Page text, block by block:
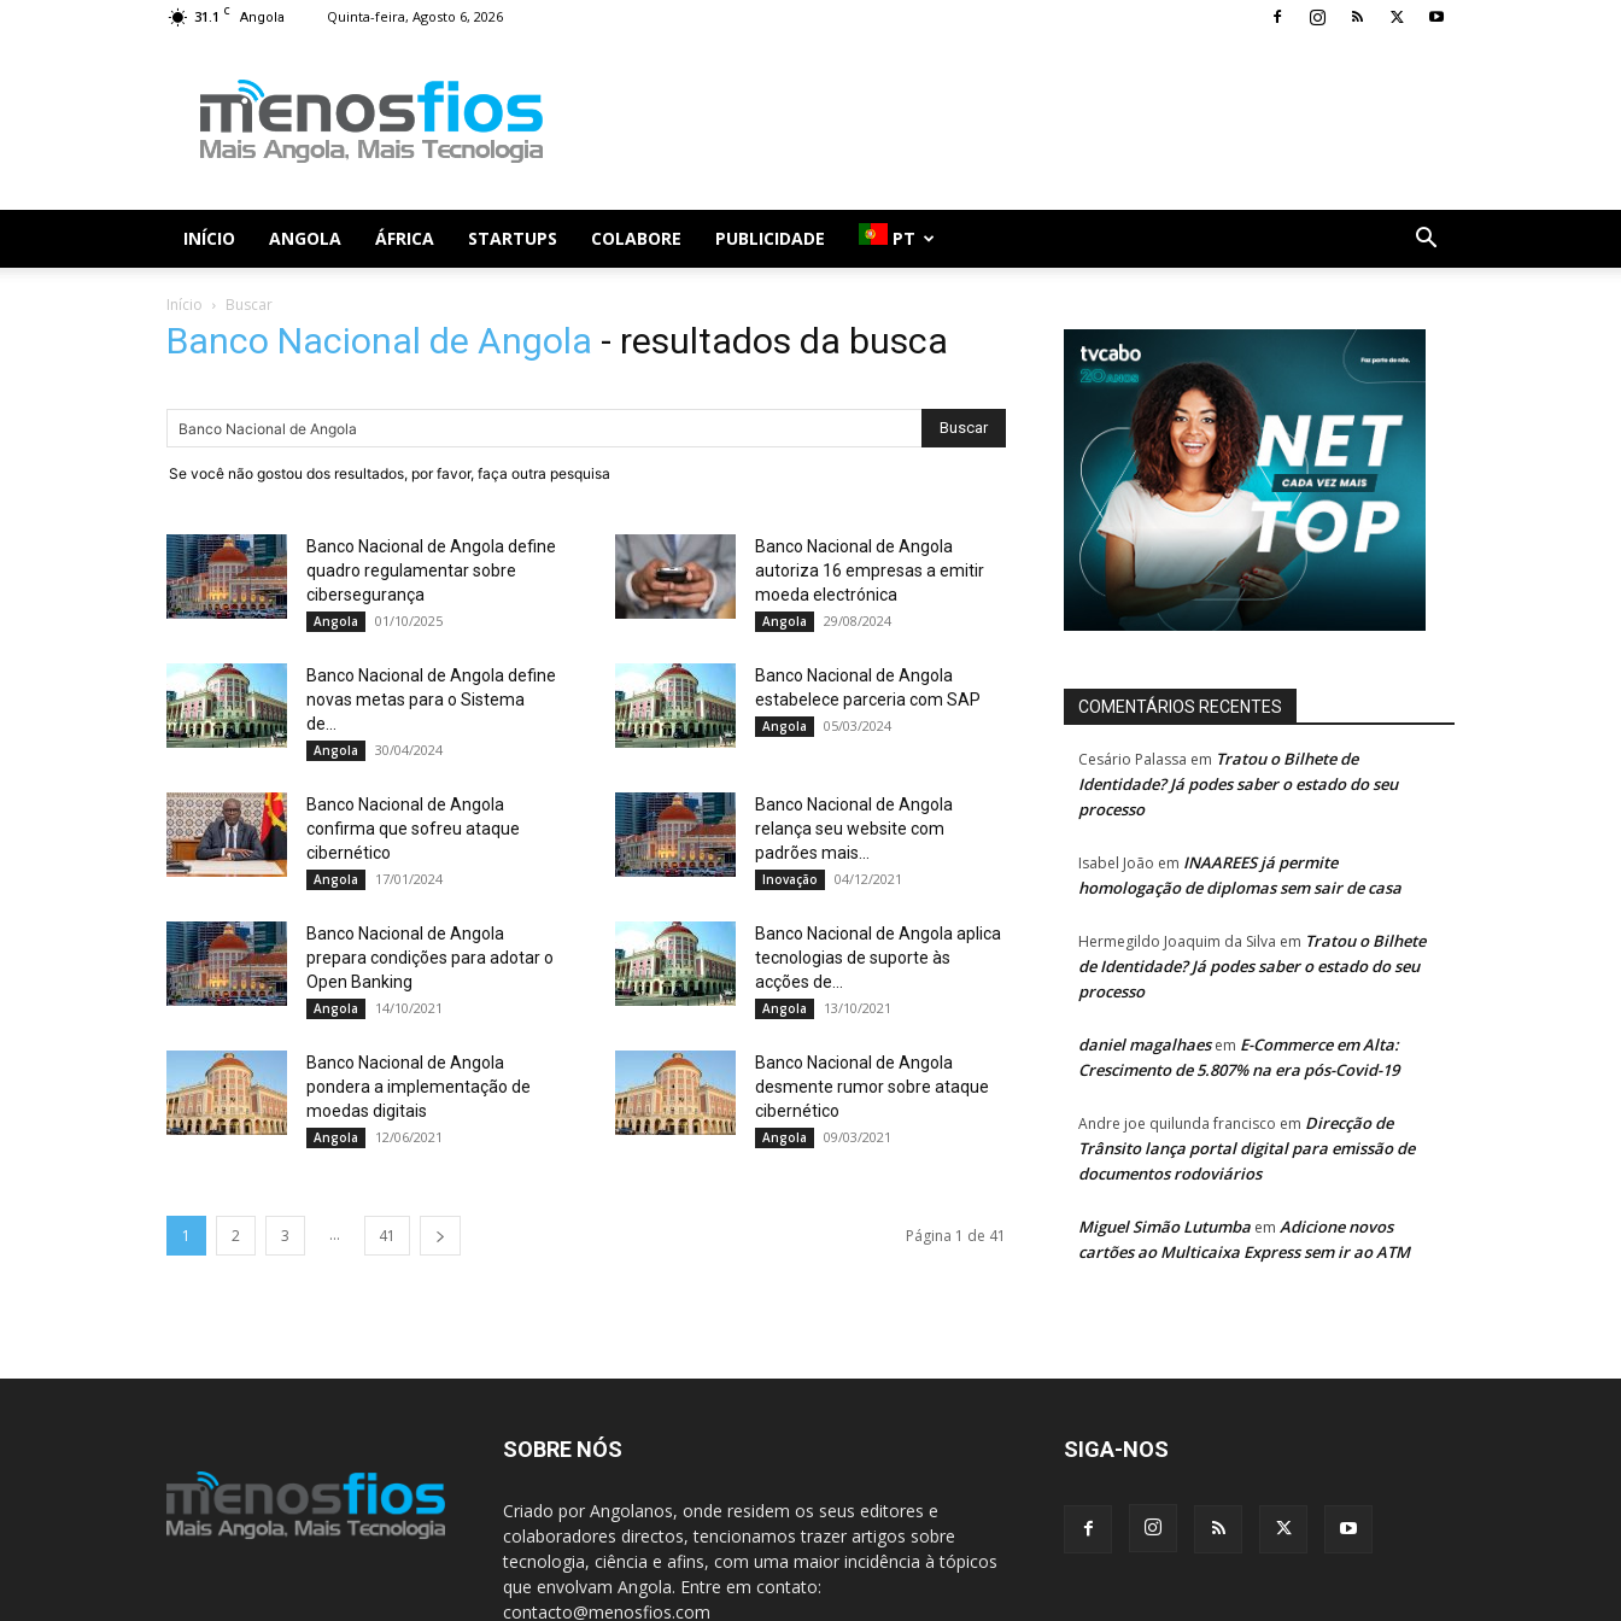
31.1 C Angola Quinta-feira, Agosto 6, 2026
Fios
INÍCIO ANGOLA ÁFRICA STARTUPS COLABORE PUBLICIDADE PT
Início Buscar
Banco Nacional de Angola - resultados da busca
Se você não gostou dos resultados, por favor, faça outra pesquisa
Banco Nacional de Angola define
quadro regulamentar sobre
cibersegurança
Angola 01/10/2025
Banco Nacional de Angola
autoriza 16 empresas a emitir
moeda electrónica
Angola 29/08/2024
Banco Nacional de Angola define
novas metas para o Sistema
de...
Angola 30/04/2024
Banco Nacional de Angola
estabelece parceria com SAP
Angola 05/03/2024
Banco Nacional de Angola
confirma que sofreu ataque
cibernético
Angola 17/01/2024
Banco Nacional de Angola
relança seu website com
padrões mais...
Inovação 04/12/2021
Banco Nacional de Angola
prepara condições para adotar o
Open Banking
Angola 14/10/2021
Banco Nacional de Angola aplica
tecnologias de suporte às
acções de...
Angola 13/10/2021
Banco Nacional de Angola
pondera a implementação de
moedas digitais
Angola 12/06/2021
Banco Nacional de Angola
desmente rumor sobre ataque
cibernético
Angola 09/03/2021
1 2 3 ... 41 Página 1 de 41
COMENTÁRIOS RECENTES
Cesário Palassa em Tratou o Bilhete de
Identidade? Já podes saber o estado do seu
processo
Isabel João em INAAREES já permite
homologação de diplomas sem sair de casa
Hermegildo Joaquim da Silva em Tratou o Bilhete
de Identidade? Já podes saber o estado do seu
processo
daniel magalhaesem E-Commerce em Alta:
Crescimento de 5.807% na era pós-Covid-19
Andre joe quilunda francisco em Direcção de
Trânsito lança portal digital para emissão de
documentos rodoviários
Miguel Simão Lutumba em Adicione novos
cartões ao Multicaixa Express sem ir ao ATM
SOBRE NÓS
Criado por Angolanos, onde residem os seus editores e
colaboradores directos, tencionamos trazer artigos sobre
tecnologia, ciência e afins, com uma maior incidência à tópicos
que envolvam Angola. Entre em contato:
contacto@menosfios.com
SIGA-NOS